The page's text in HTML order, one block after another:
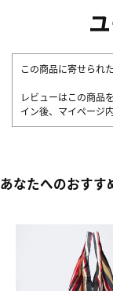
この商品に寄せられ
レビューはこの商品
イン後、マイページ内
あなたへのおすす